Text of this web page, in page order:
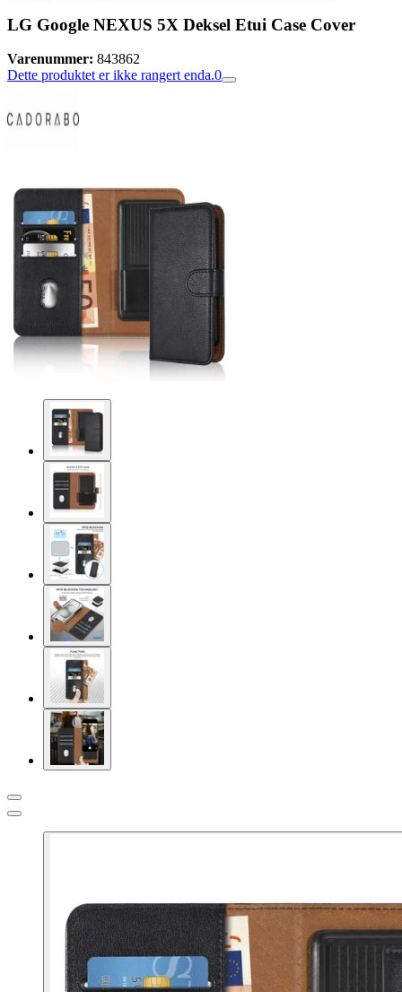
LG Google NEXUS 5X Deksel Etui Case Cover
Varenummer: 843862
Dette produktet er ikke rangert enda.0